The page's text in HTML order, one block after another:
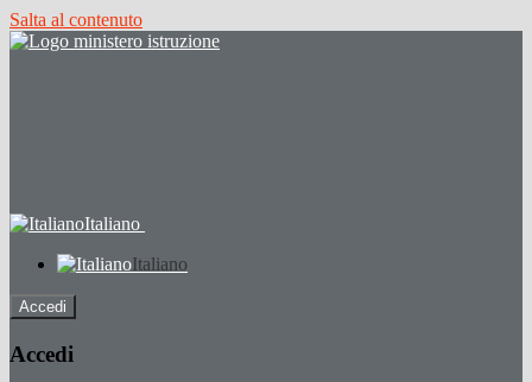
Salta al contenuto
Italiano
Italiano
Accedi
Accedi